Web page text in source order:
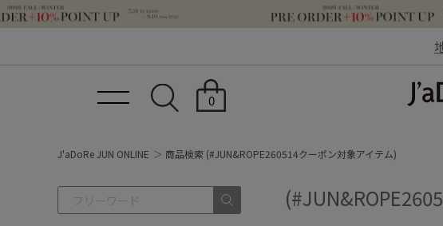
0
J'aDoRe JUN ONLINE 商品検索 (#JUN&ROPE260514クーポン対象アイテム)